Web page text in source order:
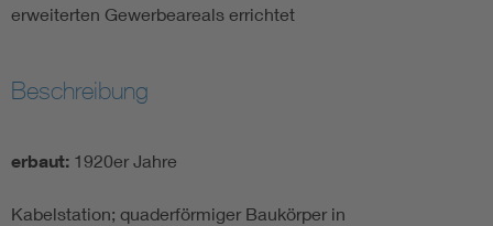
erweiterten Gewerbeareals errichtet
Beschreibung
erbaut: 1920er Jahre
Kabelstation; quaderförmiger Baukörper in